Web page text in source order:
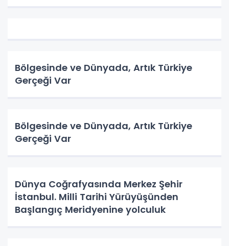
Bölgesinde ve Dünyada, Artık Türkiye
Gerçeği Var
Bölgesinde ve Dünyada, Artık Türkiye
Gerçeği Var
Dünya Coğrafyasında Merkez Şehir
İstanbul. Milli Tarihi Yürüyüşünden
Başlangıç Meridyenine yolculuk